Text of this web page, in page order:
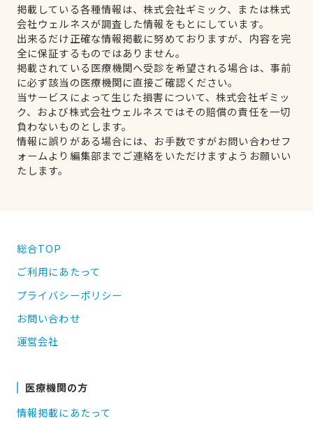
掲載している各種情報は、株式会社ギミック、または株式
会社ウェルネスが調査した情報をもとにしています。
出来るだけ正確な情報掲載に努めておりますが、内容を完
全に保証するものではありません。
掲載されている医療機関へ受診を希望される場合は、事前
に必ず該当の医療機関に直接ご確認ください。
当サービスによって生じた損害について、株式会社ギミッ
ク、および株式会社ウェルネスではその賠償の責任を一切
負わないものとします。
情報に誤りがある場合には、お手数ですがお問い合わせフ
ォームより編集部までご連絡をいただけますようお願いい
たします。
総合TOP
ご利用にあたって
プライバシーポリシー
お問い合わせ
運営会社
医療機関の方
情報掲載にあたって